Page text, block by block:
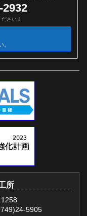
2932
さい！
所
5905